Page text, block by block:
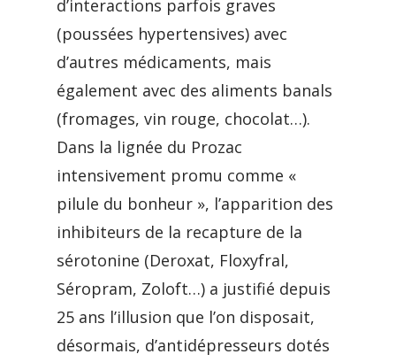
d’interactions parfois graves
(poussées hypertensives) avec
d’autres médicaments, mais
également avec des aliments banals
(fromages, vin rouge, chocolat…).
Dans la lignée du Prozac
intensivement promu comme «
pilule du bonheur », l’apparition des
inhibiteurs de la recapture de la
sérotonine (Deroxat, Floxyfral,
Séropram, Zoloft…) a justifié depuis
25 ans l’illusion que l’on disposait,
désormais, d’antidépresseurs dotés